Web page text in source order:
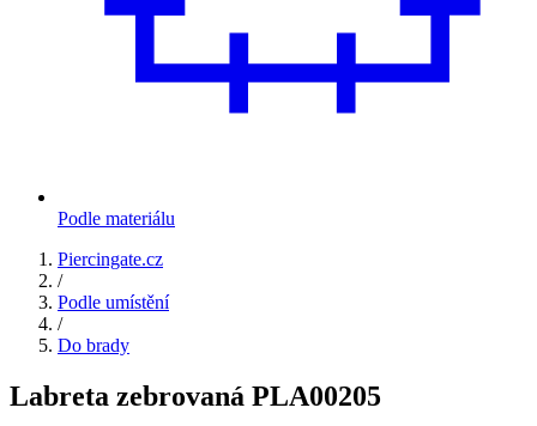
Podle materiálu
Piercingate.cz
/
Podle umístění
/
Do brady
Labreta zebrovaná PLA00205